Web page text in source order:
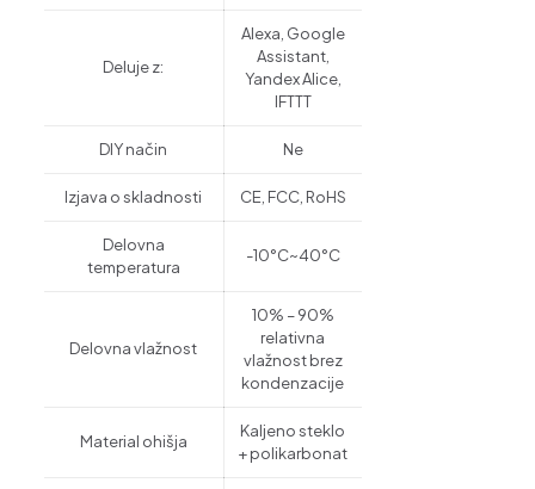
Deluje z:
Alexa, Google
Assistant,
Yandex Alice,
IFTTT
DIY način Ne
Izjava o skladnosti CE, FCC, RoHS
Delovna
temperatura
-10°C~40°C
Delovna vlažnost
10% – 90%
relativna
vlažnost brez
kondenzacije
Material ohišja
Kaljeno steklo
+ polikarbonat